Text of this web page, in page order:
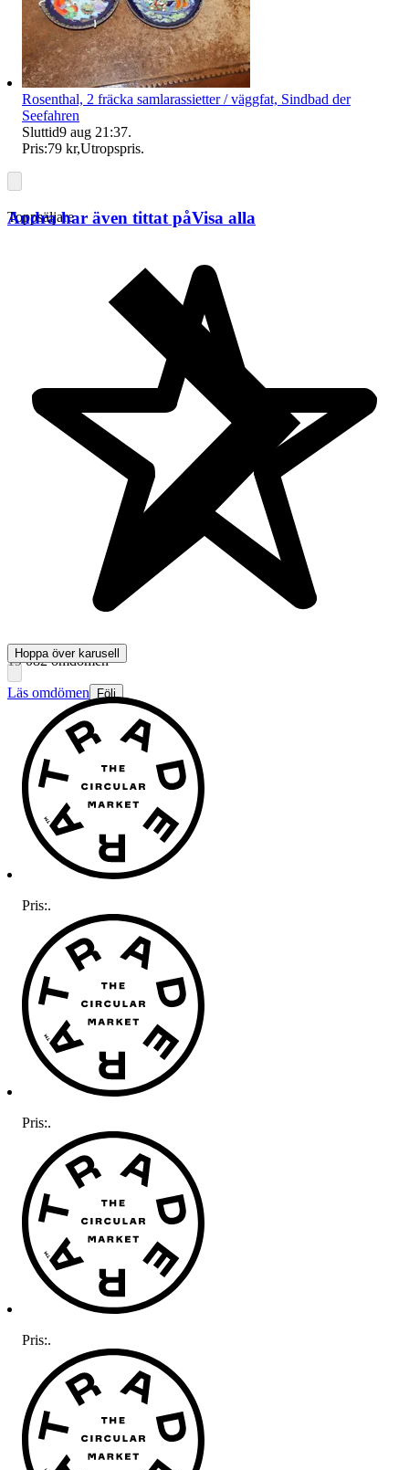
Toppsäljare
19 082 omdömen
Läs omdömen Följ
Rosenthal, 2 fräcka samlarassietter / väggfat, Sindbad der
Seefahren
Sluttid9 aug 21:37.
Pris:79 kr,Utropspris.
Andra har även tittat påVisa alla
Hoppa över karusell
Pris:.
Pris:.
Pris:.